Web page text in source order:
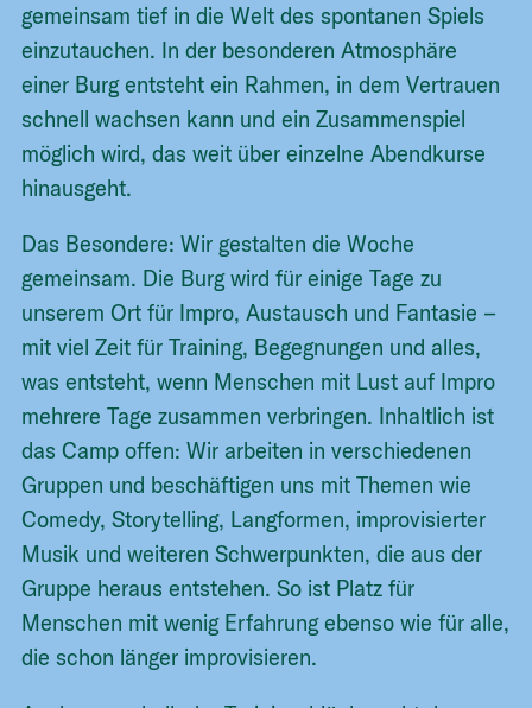
gemeinsam tief in die Welt des spontanen Spiels
einzutauchen. In der besonderen Atmosphäre
einer Burg entsteht ein Rahmen, in dem Vertrauen
schnell wachsen kann und ein Zusammenspiel
möglich wird, das weit über einzelne Abendkurse
hinausgeht.
Das Besondere: Wir gestalten die Woche
gemeinsam. Die Burg wird für einige Tage zu
unserem Ort für Impro, Austausch und Fantasie –
mit viel Zeit für Training, Begegnungen und alles,
was entsteht, wenn Menschen mit Lust auf Impro
mehrere Tage zusammen verbringen. Inhaltlich ist
das Camp offen: Wir arbeiten in verschiedenen
Gruppen und beschäftigen uns mit Themen wie
Comedy, Storytelling, Langformen, improvisierter
Musik und weiteren Schwerpunkten, die aus der
Gruppe heraus entstehen. So ist Platz für
Menschen mit wenig Erfahrung ebenso wie für alle,
die schon länger improvisieren.